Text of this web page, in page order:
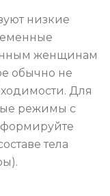
низкие
женщинам
обычно не
Для
режимы с
тела